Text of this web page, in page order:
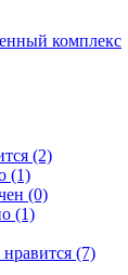
комплекс
(2)
(1)
(0)
(1)
(7)